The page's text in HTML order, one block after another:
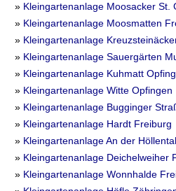
» Kleingartenanlage Moosacker St.
» Kleingartenanlage Moosmatten
» Kleingartenanlage
» Kleingartenanlage Sauergärten
» Kleingartenanlage Kuhmatt
» Kleingartenanlage Witte Opfingen
» Kleingartenanlage Bugginger
» Kleingartenanlage Hardt Freiburg
» Kleingartenanlage An der
» Kleingartenanlage Deichelweiher
» Kleingartenanlage Wonnhalde